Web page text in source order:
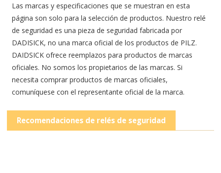
Las marcas y especificaciones que se muestran en esta
página son solo para la selección de productos. Nuestro relé
de seguridad es una pieza de seguridad fabricada por
DADISICK, no una marca oficial de los productos de PILZ.
DAIDSICK ofrece reemplazos para productos de marcas
oficiales. No somos los propietarios de las marcas. Si
necesita comprar productos de marcas oficiales,
comuníquese con el representante oficial de la marca.
Recomendaciones de relés de seguridad